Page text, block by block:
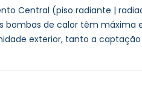
Central (piso radiante |
bombas de calor têm
exterior, tanto a